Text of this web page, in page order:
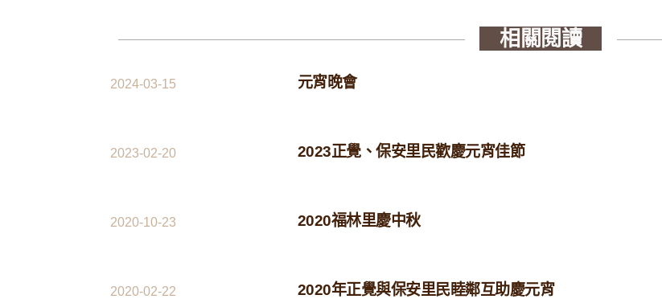
相關閱讀
2024-03-15 元宵晚會
2023-02-20 2023正覺、保安里民歡慶元宵佳節
2020-10-23 2020福林里慶中秋
2020-02-22 2020年正覺與保安里民睦鄰互助慶元宵